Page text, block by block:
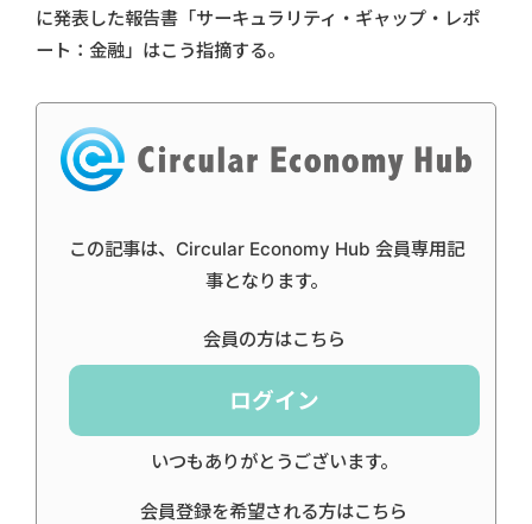
に発表した報告書「サーキュラリティ・ギャップ・レポ
ート：金融」はこう指摘する。
この記事は、Circular Economy Hub 会員専用記
事となります。
会員の方はこちら
ログイン
いつもありがとうございます。
会員登録を希望される方はこちら